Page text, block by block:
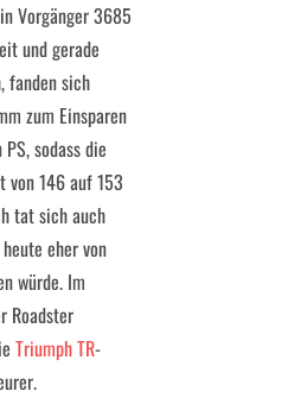
Vorgänger 3685
und gerade
fanden sich
zum Einsparen
sodass die
von 146 auf 153
tat sich auch
eher von
würde. Im
Roadster
Triumph TR-